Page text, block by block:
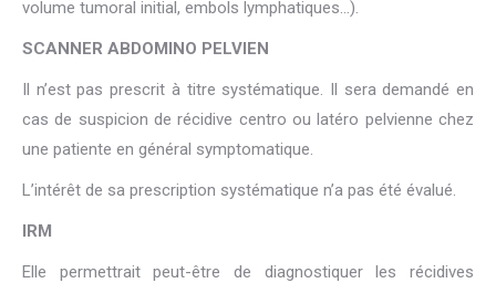
volume tumoral initial, embols lymphatiques…).
SCANNER ABDOMINO PELVIEN
Il n’est pas prescrit à titre systématique. Il sera demandé en
cas de suspicion de récidive centro ou latéro pelvienne chez
une patiente en général symptomatique.
L’intérêt de sa prescription systématique n’a pas été évalué.
IRM
Elle permettrait peut-être de diagnostiquer les récidives